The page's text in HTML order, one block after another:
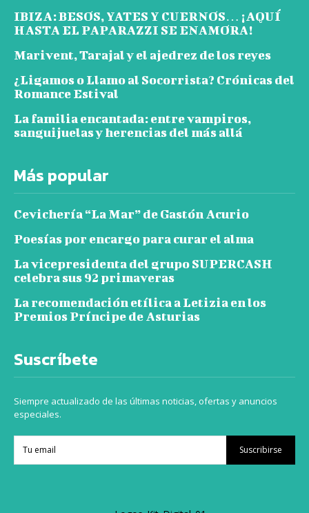
IBIZA: BESOS, YATES Y CUERNOS… ¡AQUÍ
HASTA EL PAPARAZZI SE ENAMORA!
Marivent, Tarajal y el ajedrez de los reyes
¿Ligamos o Llamo al Socorrista? Crónicas del
Romance Estival
La familia encantada: entre vampiros,
sanguijuelas y herencias del más allá
Más popular
Cevichería “La Mar” de Gastón Acurio
Poesías por encargo para curar el alma
La vicepresidenta del grupo SUPERCASH
celebra sus 92 primaveras
La recomendación etílica a Letizia en los
Premios Príncipe de Asturias
Suscríbete
Siempre actualizado de las últimas noticias, ofertas y anuncios
especiales.
Suscribirse